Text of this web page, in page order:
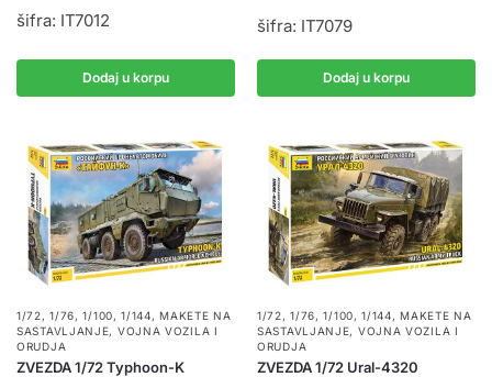
šifra: IT7012
Dodaj u korpu
šifra: IT7079
Dodaj u korpu
1/72, 1/76, 1/100, 1/144,MAKETE NA
SASTAVLJANJE, VOJNA VOZILA I
ORUDJA
ZVEZDA 1/72 Typhoon-K
1/72, 1/76, 1/100, 1/144,MAKETE NA
SASTAVLJANJE, VOJNA VOZILA I
ORUDJA
ZVEZDA 1/72 Ural-4320